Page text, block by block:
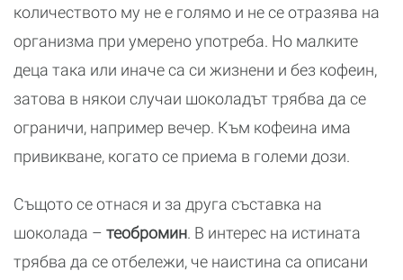
количеството му не е голямо и не се отразява на
организма при умерено употреба. Но малките
деца така или иначе са си жизнени и без кофеин,
затова в някои случаи шоколадът трябва да се
ограничи, например вечер. Към кофеина има
привикване, когато се приема в големи дози.
Същото се отнася и за друга съставка на
шоколада – теобромин. В интерес на истината
трябва да се отбележи, че наистина са описани